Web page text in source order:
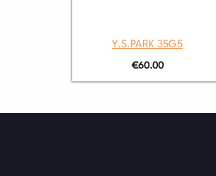
Y.S.PARK 35G5
€60.00